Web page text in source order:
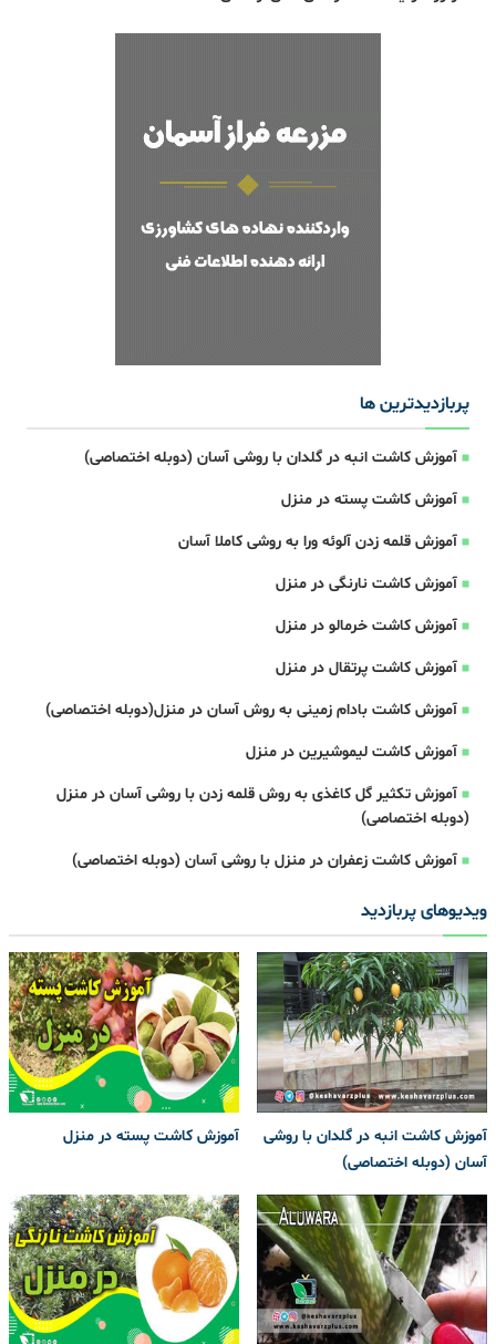
پربازدیدترین ها
آموزش کاشت انبه در گلدان با روشی آسان (دوبله اختصاصی)
آموزش کاشت پسته در منزل
آموزش قلمه زدن آلوئه ورا به روشی کاملا آسان
آموزش کاشت نارنگی در منزل
آموزش کاشت خرمالو در منزل
آموزش کاشت پرتقال در منزل
آموزش کاشت بادام زمینی به روش آسان در منزل(دوبله اختصاصی)
آموزش کاشت لیموشیرین در منزل
آموزش تکثیر گل کاغذی به روش قلمه زدن با روشی آسان در منزل
(دوبله اختصاصی)
آموزش کاشت زعفران در منزل با روشی آسان (دوبله اختصاصی)
ویدیوهای پربازدید
آموزش کاشت انبه در گلدان با روشی
آسان (دوبله اختصاصی)
آموزش کاشت پسته در منزل